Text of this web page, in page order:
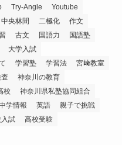
Try-Angle
Youtube
中央林間 二極化
作文
古文 国語力
国語塾
大学入試
学習塾 学習法
宮﨑教室
神奈川の教育
校
神奈川県私塾協同組合
学情報 英語
親子で挑戦
試 高校受験